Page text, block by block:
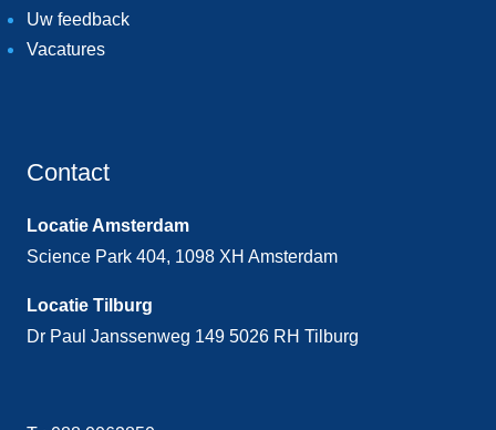
Uw feedback
Vacatures
Contact
Locatie Amsterdam
Science Park 404, 1098 XH Amsterdam
Locatie Tilburg
Dr Paul Janssenweg 149 5026 RH Tilburg